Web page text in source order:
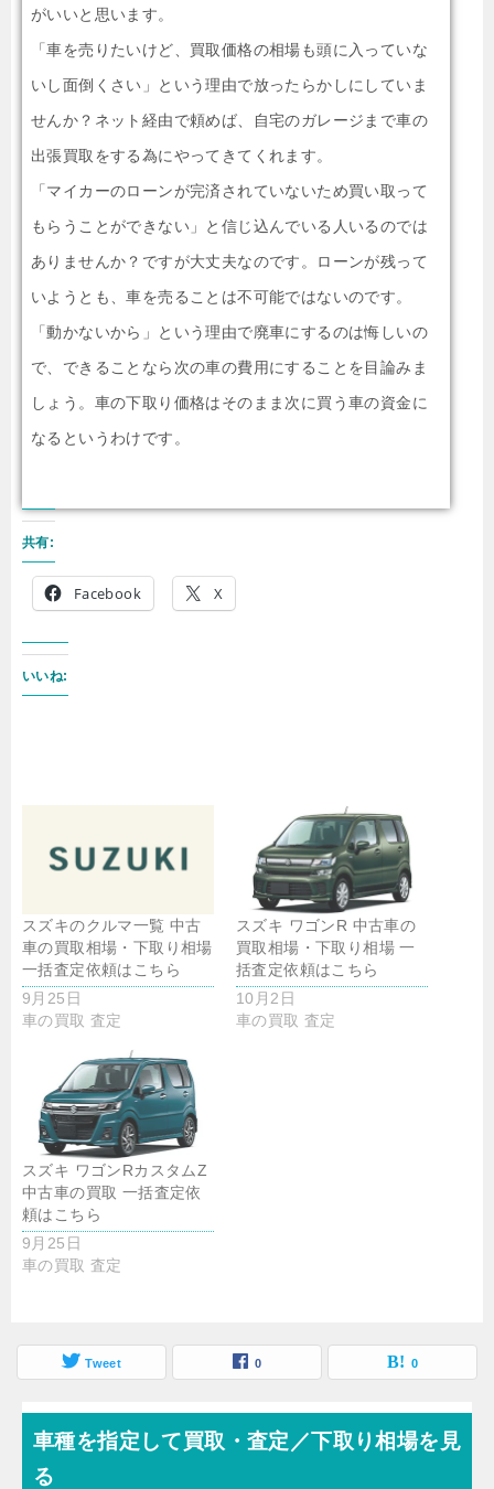
がいいと思います。
「車を売りたいけど、買取価格の相場も頭に入っていな
いし面倒くさい」という理由で放ったらかしにしていま
せんか？ネット経由で頼めば、自宅のガレージまで車の
出張買取をする為にやってきてくれます。
「マイカーのローンが完済されていないため買い取って
もらうことができない」と信じ込んでいる人いるのでは
ありませんか？ですが大丈夫なのです。ローンが残って
いようとも、車を売ることは不可能ではないのです。
「動かないから」という理由で廃車にするのは悔しいの
で、できることなら次の車の費用にすることを目論みま
しょう。車の下取り価格はそのまま次に買う車の資金に
なるというわけです。
共有:
Facebook X
いいね:
スズキのクルマ一覧 中古
車の買取相場・下取り相場
一括査定依頼はこちら
9月25日
車の買取 査定
スズキ ワゴンR 中古車の
買取相場・下取り相場 一
括査定依頼はこちら
10月2日
車の買取 査定
スズキ ワゴンRカスタムZ
中古車の買取 一括査定依
頼はこちら
9月25日
車の買取 査定
Tweet 0 0
車種を指定して買取・査定／下取り相場を見
る